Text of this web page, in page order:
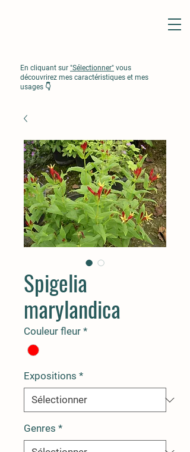
En cliquant sur "Sélectionner" vous
découvrirez mes caractéristiques et mes
usages 👇
Spigelia
marylandica
Couleur fleur *
Expositions *
Genres *